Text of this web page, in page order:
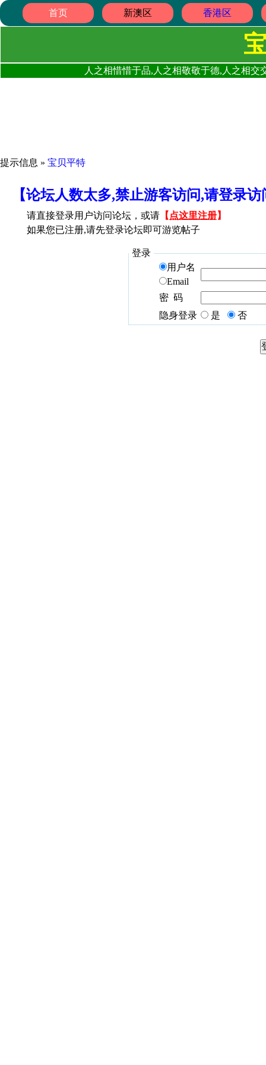
首页 新澳区 香港区
人之相惜惜于品,人之相敬敬于德,人之相
提示信息 » 宝贝平特
【论坛人数太多,禁止游客访问,请登录
请直接登录用户访问论坛，或请 【 点这里注册】
如果您已注册,请先登录论坛即可游览帖子
登录
用户名
Email
密 码
隐身登录
是 否